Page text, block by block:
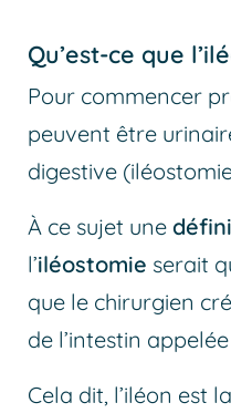
Qu’est-ce que
Pour commencer
peuvent être
digestive
À ce sujet une
l’iléostomie serait
que le chirurgien
de l’intestin appelée
Cela dit, l’iléon est